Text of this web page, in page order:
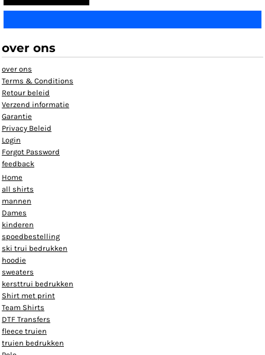
over ons
over ons
Terms & Conditions
Retour beleid
Verzend informatie
Garantie
Privacy Beleid
Login
Forgot Password
feedback
Home
all shirts
mannen
Dames
kinderen
spoedbestelling
ski trui bedrukken
hoodie
sweaters
kersttrui bedrukken
Shirt met print
Team Shirts
DTF Transfers
fleece truien
truien bedrukken